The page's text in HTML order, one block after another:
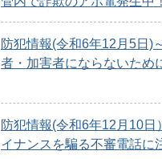
防犯情報(令和6年12月5日)
者・加害者にならないため
防犯情報(令和6年12月10日
イナンスを騙る不審電話に